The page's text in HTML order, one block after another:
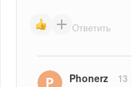
Ответить
Phonerz